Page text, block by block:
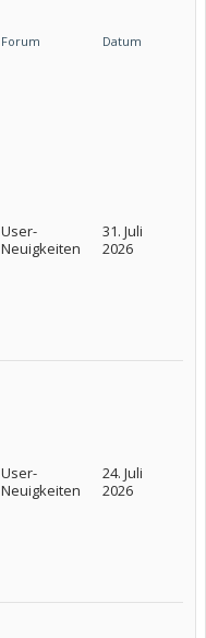
Forum Datum
User-
Neuigkeiten
31. Juli
2026
User-
Neuigkeiten
24. Juli
2026